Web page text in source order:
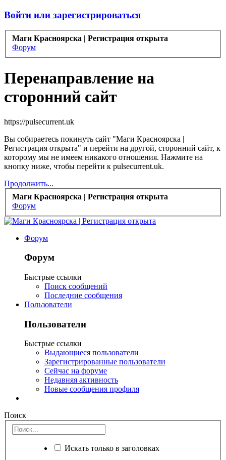
Войти или зарегистрироваться
Маги Красноярска | Регистрация открыта
Форум
Перенаправление на
сторонний сайт
https://pulsecurrent.uk
Вы собираетесь покинуть сайт "Маги Красноярска |
Регистрация открыта" и перейти на другой, сторонний сайт, к
которому мы не имеем никакого отношения. Нажмите на
кнопку ниже, чтобы перейти к pulsecurrent.uk.
Продолжить...
Маги Красноярска | Регистрация открыта
Форум
Форум
Форум
Быстрые ссылки
Поиск сообщений
Последние сообщения
Пользователи
Пользователи
Быстрые ссылки
Выдающиеся пользователи
Зарегистрированные пользователи
Сейчас на форуме
Недавняя активность
Новые сообщения профиля
Поиск
Искать только в заголовках